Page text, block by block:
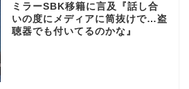
ミラーSBK移籍に言及『話し合
いの度にメディアに筒抜けで…盗
聴器でも付いてるのかな』